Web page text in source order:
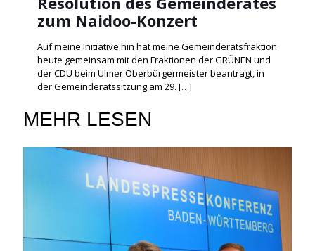
zum Naidoo-Konzert
Auf meine Initiative hin hat meine Gemeinderatsfraktion
heute gemeinsam mit den Fraktionen der GRÜNEN und
der CDU beim Ulmer Oberbürgermeister beantragt, in
der Gemeinderatssitzung am 29. […]
MEHR LESEN